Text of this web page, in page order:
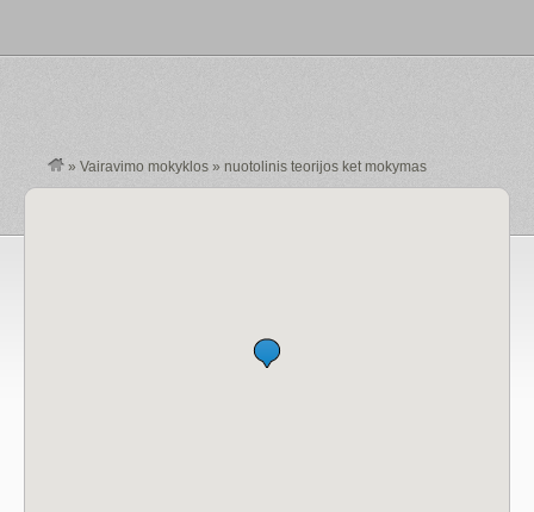
» Vairavimo mokyklos » nuotolinis teorijos ket mokymas